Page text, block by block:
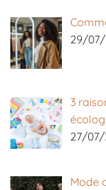
29/
3
27/
Mode